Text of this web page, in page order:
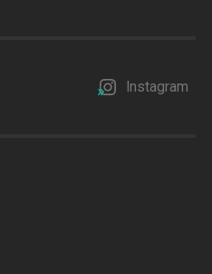
Instagram